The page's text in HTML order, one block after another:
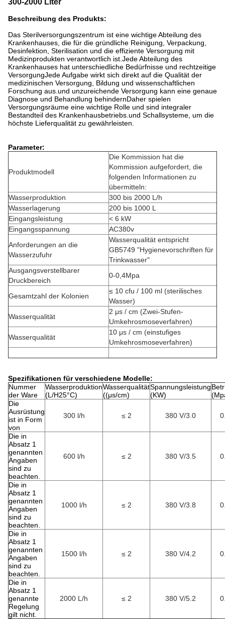
300-2000 Liter
Beschreibung des Produkts:
Das Sterilversorgungszentrum ist eine wichtige Abteilung des
Krankenhauses, die für die gründliche Reinigung, Verpackung,
Desinfektion, Sterilisation und die effiziente Versorgung mit
Medizinprodukten verantwortlich ist.Jede Abteilung des
Krankenhauses hat unterschiedliche Bedürfnisse und rechtzeitige
VersorgungJede Aufgabe wirkt sich direkt auf die Qualität der
medizinischen Versorgung, Bildung und wissenschaftlichen
Forschung aus.und unzureichende Versorgung kann eine genaue
Diagnose und Behandlung behindernDaher spielen
Versorgungsräume eine wichtige Rolle und sind integraler
Bestandteil des Krankenhausbetriebs.und Schallsysteme, um die
höchste Lieferqualität zu gewährleisten.
Parameter:
Produktmodell
Die Kommission hat die
Kommission aufgefordert, die
folgenden Informationen zu
übermitteln:
Wasserproduktion
300 bis 2000 L/h
Wasserlagerung
200 bis 1000 L
Eingangsleistung
< 6 kW
Eingangsspannung
AC380v
Anforderungen an die
Wasserzufuhr
Wasserqualität entspricht
GB5749 "Hygienevorschriften für
Trinkwasser"
Ausgangsverstellbarer
Druckbereich
0-0,4Mpa
Gesamtzahl der Kolonien
≤ 10 cfu / 100 ml (sterilisches
Wasser)
Wasserqualität
2 μs / cm (Zwei-Stufen-
Umkehrosmoseverfahren)
Wasserqualität
10 μs / cm (einstufiges
Umkehrosmoseverfahren)
Spezifikationen für verschiedene Modelle:
Nummer
der Ware
Wasserproduktion
(L/H25°C)
Wasserqualität
((μs/cm)
Spannungsleistung
(KW)
Die
Ausrüstung
ist in Form
von
300 l/h ≤ 2 380 V/3.0
Die in
Absatz 1
genannten
Angaben
sind zu
beachten.
600 l/h ≤ 2 380 V/3.5
Die in
Absatz 1
genannten
Angaben
sind zu
beachten.
1000 l/h ≤ 2 380 V/3.8
Die in
Absatz 1
genannten
Angaben
sind zu
beachten.
1500 l/h ≤ 2 380 V/4.2
Die in
Absatz 1
genannte
Regelung
gilt nicht.
2000 L/h ≤ 2 380 V/5.2